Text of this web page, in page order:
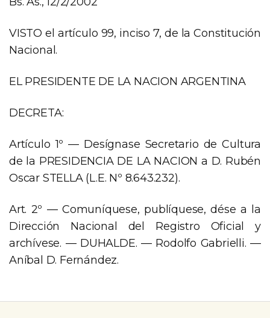
VISTO el artículo 99, inciso 7, de la Constitución
Nacional.
EL PRESIDENTE DE LA NACION ARGENTINA
DECRETA:
Artículo 1º — Desígnase Secretario de Cultura
de la PRESIDENCIA DE LA NACION a D. Rubén
Oscar STELLA (L.E. Nº 8.643.232).
Art. 2º — Comuníquese, publíquese, dése a la
Dirección Nacional del Registro Oficial y
archívese. — DUHALDE. — Rodolfo Gabrielli. —
Aníbal D. Fernández.